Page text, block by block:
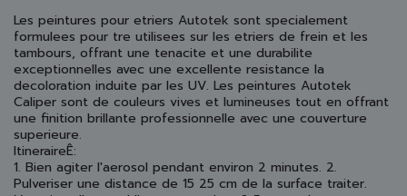
Les peintures pour etriers Autotek sont specialement
formulees pour tre utilisees sur les etriers de frein et les
tambours, offrant une tenacite et une durabilite
exceptionnelles avec une excellente resistance la
decoloration induite par les UV. Les peintures Autotek
Caliper sont de couleurs vives et lumineuses tout en offrant
une finition brillante professionnelle avec une couverture
superieure.
ItineraireÊ:
1. Bien agiter l'aerosol pendant environ 2 minutes. 2.
Pulveriser une distance de 15 25 cm de la surface traiter.